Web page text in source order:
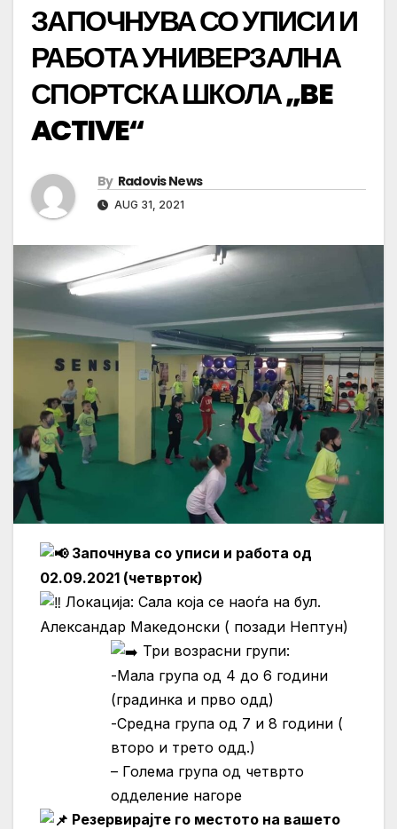
ЗАПОЧНУВА СО УПИСИ И
РАБОТА УНИВЕРЗАЛНА
СПОРТСКА ШКОЛА „BE
ACTIVE“
By Radovis News
AUG 31, 2021
Започнува со уписи и работа од
02.09.2021 (четврток)
Локација: Сала која се наоѓа на бул.
Александар Македонски ( позади Нептун)
Три возрасни групи:
-Мала група од 4 до 6 години
(градинка и прво одд)
-Средна група од 7 и 8 години (
второ и трето одд.)
– Голема група од четврто
одделение нагоре
Резервирајте го местото на вашето